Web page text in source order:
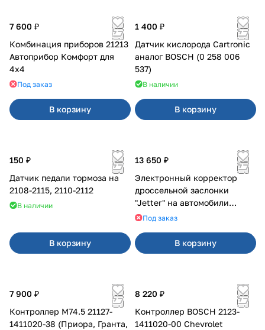
7 600 ₽
Комбинация приборов 21213
Автоприбор Комфорт для
4x4
Под заказ
В корзину
1 400 ₽
Датчик кислорода Cartronic
аналог BOSCH (0 258 006
537)
В наличии
В корзину
150 ₽
Датчик педали тормоза на
2108-2115, 2110-2112
В наличии
В корзину
13 650 ₽
Электронный корректор
дроссельной заслонки
"Jetter" на автомобили
марки Cadillac
Под заказ
В корзину
7 900 ₽
Контроллер М74.5 21127-
1411020-38 (Приора, Гранта,
8 220 ₽
Контроллер BOSCH 2123-
1411020-00 Chevrolet